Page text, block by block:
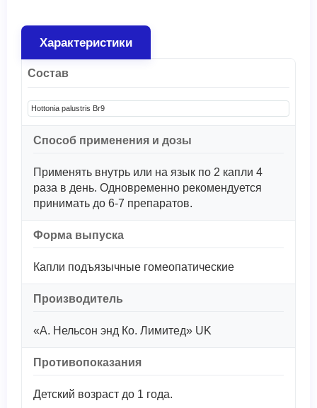
Характеристики
Состав
Hottonia palustris Br9
Способ применения и дозы
Применять внутрь или на язык по 2 капли 4
раза в день. Одновременно рекомендуется
принимать до 6-7 препаратов.
Форма выпуска
Капли подъязычные гомеопатические
Производитель
«А. Нельсон энд Ко. Лимитед» UK
Противопоказания
Детский возраст до 1 года.